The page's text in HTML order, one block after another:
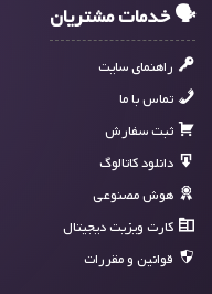
🗣 خدمات مشتریان
راهنمای سایت
تماس با ما
ثبت سفارش
دانلود کاتالوگ
هوش مصنوعی
کارت ویزیت دیجیتال
قوانین و مقررات